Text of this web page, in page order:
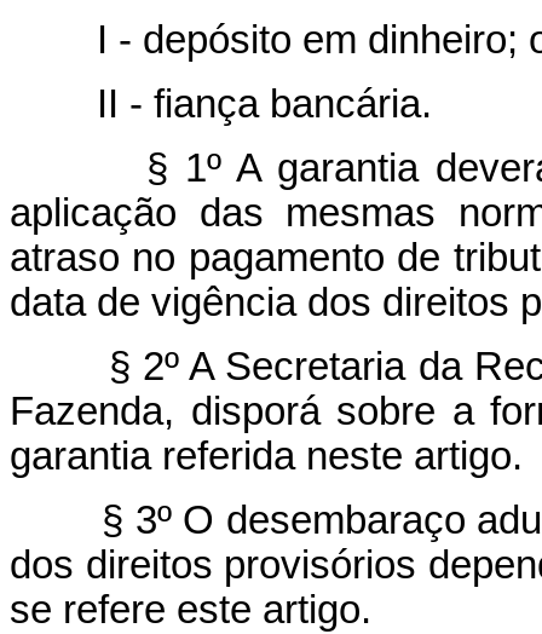
I - depósito em dinheiro;
II - fiança bancária.
§ 1º A garantia
aplicação das mesmas
atraso no pagamento de
data de vigência dos direitos
§ 2º A Secretaria da
Fazenda, disporá sobre a
garantia referida neste artigo.
§ 3º O desembaraço
dos direitos provisórios
se refere este artigo.